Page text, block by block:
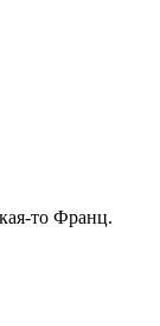
то Франц.